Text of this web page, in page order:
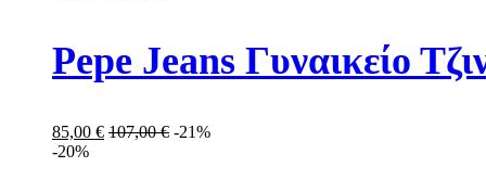
Pepe Jeans Γυναικείο
85,00 € 107,00€ -21%
-20%